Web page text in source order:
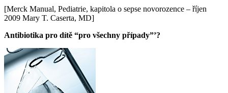
[Merck Manual, Pediatrie, kapitola o sepse novorozence – říjen
2009 Mary T. Caserta, MD]
Antibiotika pro dítě “pro všechny případy”’?